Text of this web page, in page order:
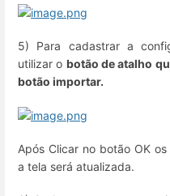
5) Para cadastrar a
utilizar o botão de atalho
botão importar.
Após Clicar no botão OK
a tela será atualizada.